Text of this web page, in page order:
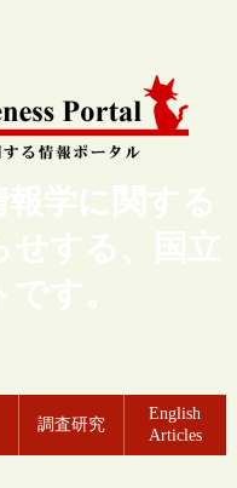
報学に関する
せする、国立
す。
調査研究
English
Articles